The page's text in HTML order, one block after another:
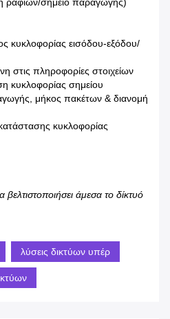
κυκλοφορίας εισόδου-εξόδου/
στις πληροφορίες στοιχείων
κυκλοφορίας σημείου
μήκος πακέτων & διανομή
κυκλοφορίας
άμεσα το δίκτυό
λύσεις δικτύων υπέρ